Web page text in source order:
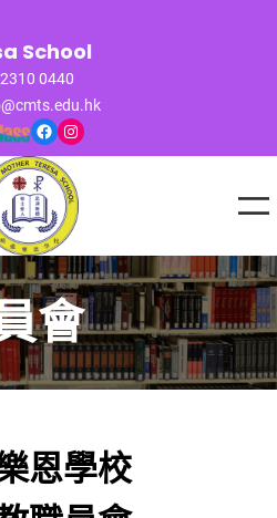
School
2310 0440
Facebook Instagram
會
恩學校